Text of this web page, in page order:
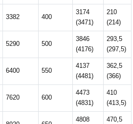
3382 400
3174
(3471)
210
(214)
5290 500
3846
(4176)
293,5
(297,5)
6400 550
4137
(4481)
362,5
(366)
7620 600
4473
(4831)
410
(413,5)
4808
470,5